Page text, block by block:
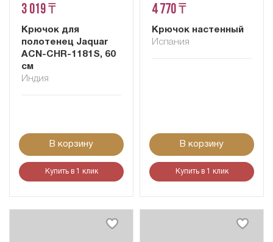
3 019 ₸
Крючок для
полотенец Jaquar
ACN-CHR-1181S, 60
см
Индия
В корзину
Купить в 1 клик
4 770 ₸
Крючок настенный
Испания
В корзину
Купить в 1 клик